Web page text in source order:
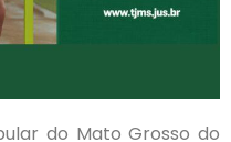
do Mato Grosso do